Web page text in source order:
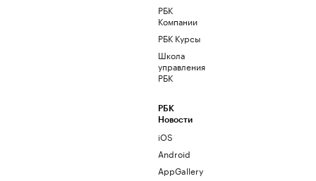
РБК
Компании
РБК Курсы
Школа
управления
РБК
РБК
Новости
iOS
Android
AppGallery